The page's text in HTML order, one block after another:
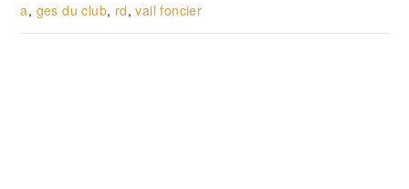
a, ges du club, rd,vail foncier